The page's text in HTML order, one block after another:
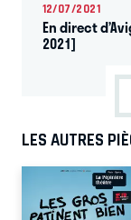
12/07/2021
En direct
2021]
LES AUTRES